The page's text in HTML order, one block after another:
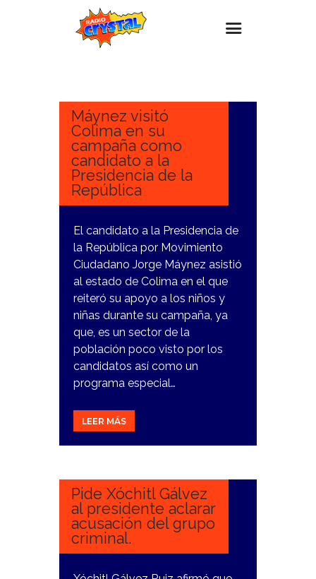
Estaciones
Eventos
Promociones
Noticias
Para ti
Contacto
Máynez visitó
Colima en su
campaña como
candidato a la
Presidencia de la
República
El candidato a la Presidencia de
la República por Movimiento
Ciudadano Jorge Máynez asistió
al estado de Colima en el que
reiteró su apoyo a los niños y
niñas durante su campaña, ya
que, es un sector de la
población poco visto por los
candidatos así como un
programa especial…
LEER MÁS
17
Pide Xóchitl Gálvez
al presidente aclarar
acusación del grupo
criminal.